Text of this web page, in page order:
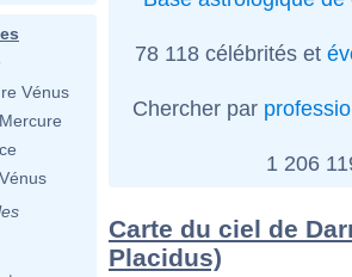
Vénus
78 118 célébrités et
Chercher par
1 206
Carte du ciel de
Placidus)